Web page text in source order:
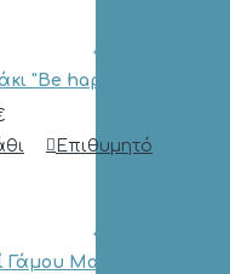
"Be happy my baby"
Επιθυμητό
Γάμου Mandala